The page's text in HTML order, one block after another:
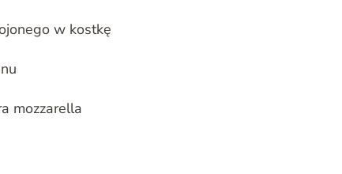
w kostkę
mozzarella